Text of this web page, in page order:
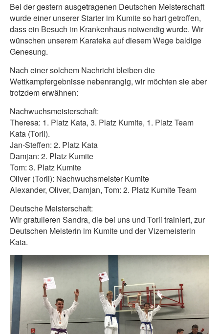
Bei der gestern ausgetragenen Deutschen Meisterschaft
wurde einer unserer Starter im Kumite so hart getroffen,
dass ein Besuch im Krankenhaus notwendig wurde. Wir
wünschen unserem Karateka auf diesem Wege baldige
Genesung.
Nach einer solchem Nachricht bleiben die
Wettkampfergebnisse nebenrangig, wir möchten sie aber
trotzdem erwähnen:
Nachwuchsmeisterschaft:
Theresa: 1. Platz Kata, 3. Platz Kumite, 1. Platz Team
Kata (Torii).
Jan-Steffen: 2. Platz Kata
Damjan: 2. Platz Kumite
Tom: 3. Platz Kumite
Oliver (Torii): Nachwuchsmeister Kumite
Alexander, Oliver, Damjan, Tom: 2. Platz Kumite Team
Deutsche Meisterschaft:
Wir gratulieren Sandra, die bei uns und Torii trainiert, zur
Deutschen Meisterin im Kumite und der Vizemeisterin
Kata.